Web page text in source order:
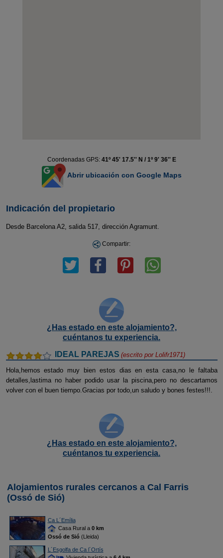
Coordenadas GPS: 41º 45' 17.5'' N / 1º 9' 36'' E
Abrir ubicación con Google Maps
Indicación del propietario
Desde Barcelona A2, salida 517, dirección Agramunt.
Compartir:
¿Has estado en este alojamiento?,
cuéntanos tu experiencia.
IDEAL PAREJAS (escrito por Lolifr1971)
Hola,hemos estado muy bien estos dias en esta casa,no le faltaba
detalles,lastima no haber podido usar la piscina,pero no descartamos
volver con el buen tiempo.Gracias por todo,un saludo y bones festes!!!.
¿Has estado en este alojamiento?,
cuéntanos tu experiencia.
Alojamientos rurales cercanos a Cal Farris
(Ossó de Sió)
Ca L´Emília
Casa Rural a 0 km
Ossó de Sió(Lleida)
L´Esgolfa de Ca l´Ortís